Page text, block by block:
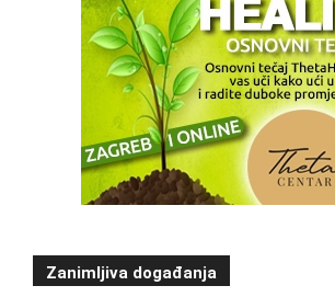
Zanimljiva događanja